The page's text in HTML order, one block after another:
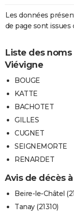
Les données
de page sont issues
Liste des
Viévigne
BOUGE
KATTE
BACHOTET
GILLES
CUGNET
SEIGNEMORTE
RENARDET
Avis de décès
Beire-le-Châtel
Tanay (21310)